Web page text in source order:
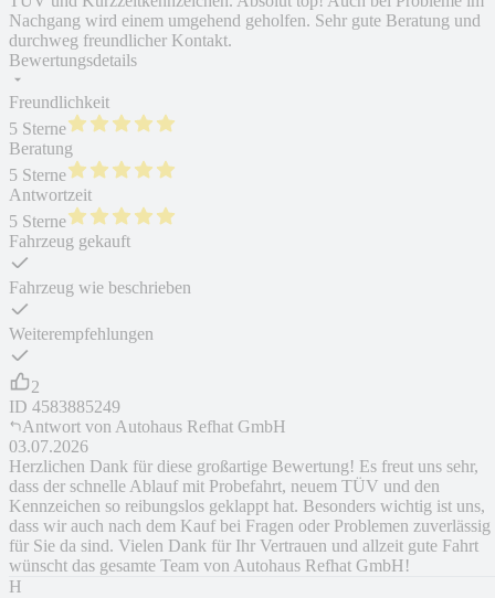
Nachgang wird einem umgehend geholfen. Sehr gute Beratung und
durchweg freundlicher Kontakt.
Bewertungsdetails
Freundlichkeit
5 Sterne
Beratung
5 Sterne
Antwortzeit
5 Sterne
Fahrzeug gekauft
Fahrzeug wie beschrieben
Weiterempfehlungen
2
ID 4583885249
Antwort von Autohaus Refhat GmbH
03.07.2026
Herzlichen Dank für diese großartige Bewertung! Es freut uns sehr,
dass der schnelle Ablauf mit Probefahrt, neuem TÜV und den
Kennzeichen so reibungslos geklappt hat. Besonders wichtig ist uns,
dass wir auch nach dem Kauf bei Fragen oder Problemen zuverlässig
für Sie da sind. Vielen Dank für Ihr Vertrauen und allzeit gute Fahrt
wünscht das gesamte Team von Autohaus Refhat GmbH!
H